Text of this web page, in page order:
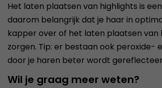
Het laten plaatsen van highlights is
daarom belangrijk dat je haar in
kapper over of het laten plaatsen van
zorgen. Tip: er bestaan ook peroxide-
door je haren beter wordt
Wil je graag meer weten?